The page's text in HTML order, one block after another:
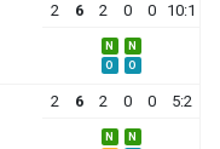
2 6 2 0 0 10:1
N
N
O
O
2 6 2 0 0 5:2
N
N